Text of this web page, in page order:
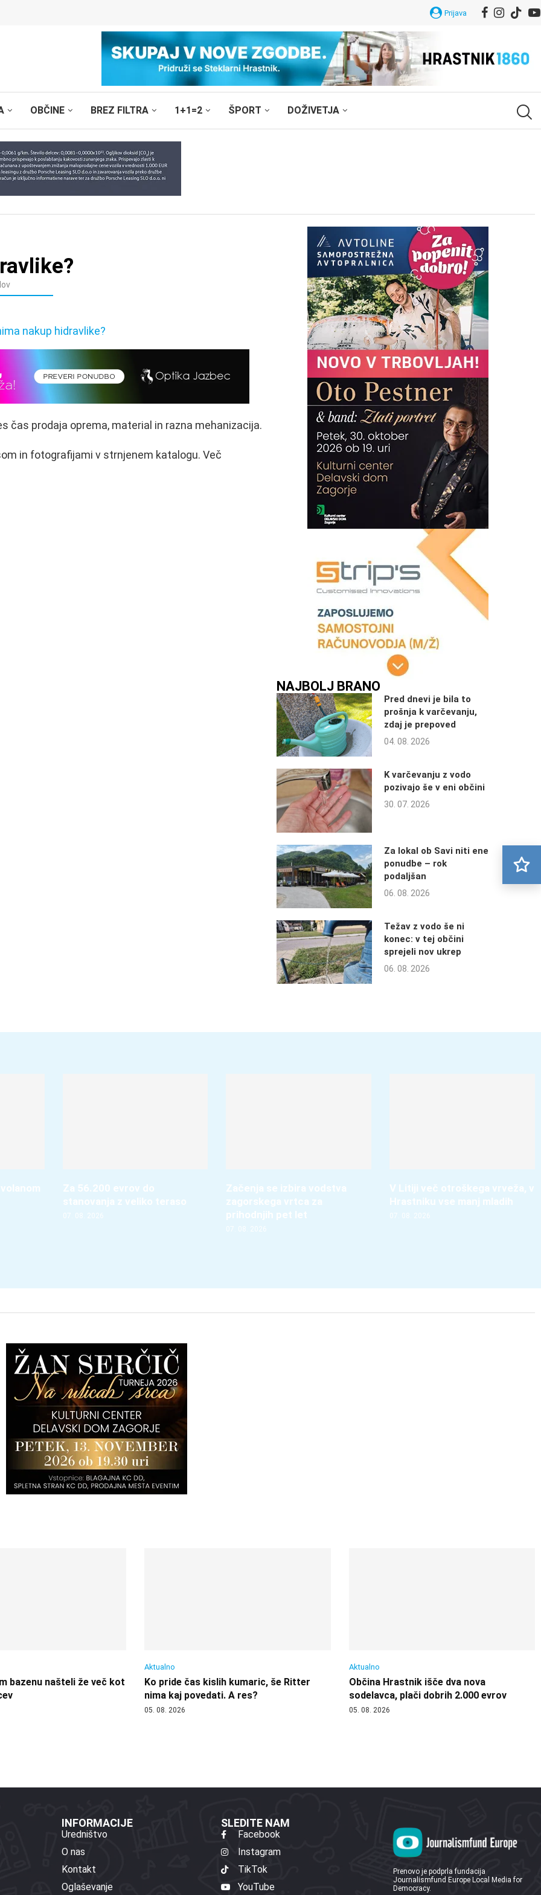
Prijava
OBČINE BREZ FILTRA 1+1=2 ŠPORT DOŽIVETJA
čas prodaja oprema, material in razna mehanizacija.
in fotografijami v strnjenem katalogu. Več
NAJBOLJ BRANO
Pred dnevi je bila to
prošnja k varčevanju,
zdaj je prepoved
04. 08. 2026
K varčevanju z vodo
pozivajo še v eni občini
30. 07. 2026
Za lokal ob Savi niti ene
ponudbe – rok
podaljšan
06. 08. 2026
Težav z vodo še ni
konec: v tej občini
sprejeli nov ukrep
06. 08. 2026
Za 56.200 evrov do
stanovanja z veliko teraso
07. 08. 2026
Začenja se izbira vodstva
zagorskega vrtca za
prihodnjih pet let
07. 08. 2026
V Litiji več otroškega vrveža, v
Hrastniku vse manj mladih
07. 08. 2026
bazenu našteli že več kot
Aktualno
Ko pride čas kislih kumaric, še Ritter
nima kaj povedati. A res?
05. 08. 2026
Aktualno
Občina Hrastnik išče dva nova
sodelavca, plači dobrih 2.000 evrov
05. 08. 2026
INFORMACIJE
Uredništvo
O nas
Kontakt
Oglaševanje
SLEDITE NAM
Facebook
Instagram
TikTok
YouTube
Prenovo je podprla fundacija
Journalismfund Europe Local Media for
Democracy.